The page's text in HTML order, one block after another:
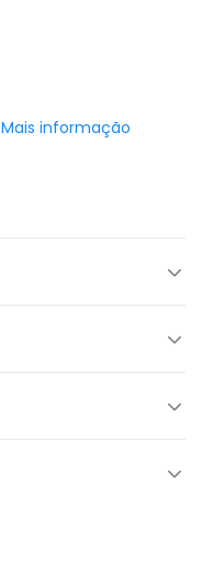
Mais informação